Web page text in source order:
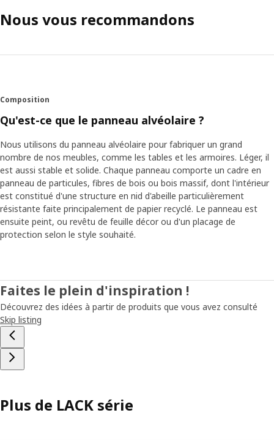
Nous vous recommandons
Composition
Qu'est-ce que le panneau alvéolaire ?
Nous utilisons du panneau alvéolaire pour fabriquer un grand
nombre de nos meubles, comme les tables et les armoires. Léger, il
est aussi stable et solide. Chaque panneau comporte un cadre en
panneau de particules, fibres de bois ou bois massif, dont l'intérieur
est constitué d'une structure en nid d'abeille particulièrement
résistante faite principalement de papier recyclé. Le panneau est
ensuite peint, ou revêtu de feuille décor ou d'un placage de
protection selon le style souhaité.
Faites le plein d'inspiration !
Découvrez des idées à partir de produits que vous avez consulté
Skip listing
Plus de LACK série